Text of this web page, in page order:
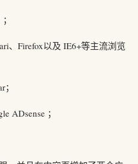
、Firefox以及 IE6+等主流浏览
ADsense ；